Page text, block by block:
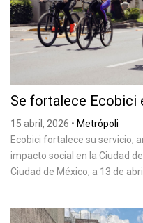
Se fortalece Ecobici
15 abril, 2026 • Metrópoli
Ecobici fortalece su servicio,
impacto social en la Ciudad
Ciudad de México, a 13 de